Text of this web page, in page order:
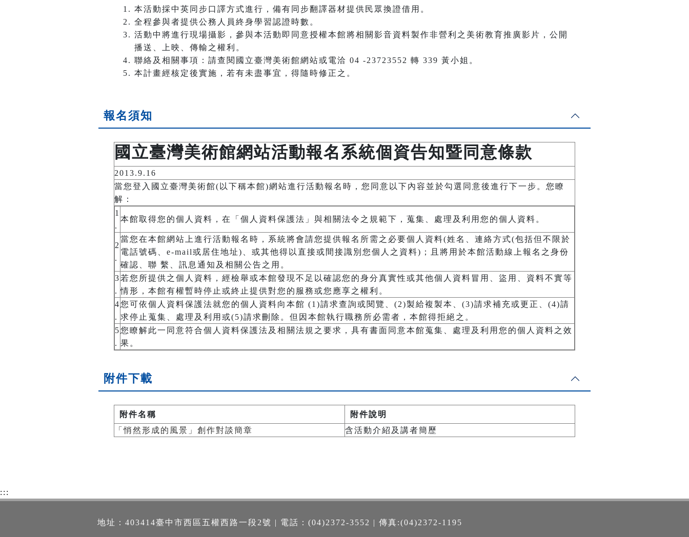
本活動採中英同步口譯方式進行，備有同步翻譯器材提供民眾換證借用。
全程參與者提供公務人員終身學習認證時數。
活動中將進行現場攝影，參與本活動即同意授權本館將相關影音資料製作非營利之美術教育推廣影片，公開
播送、上映、傳輸之權利。
聯絡及相關事項：請查閱國立臺灣美術館網站或電洽 04 -23723552 轉 339 黃小姐。
本計畫經核定後實施，若有未盡事宜，得隨時修正之。
報名須知
國立臺灣美術館網站活動報名系統個資告知暨同意條款
2013.9.16
當您登入國立臺灣美術館(以下稱本館)網站進行活動報名時，您同意以下內容並於勾選同意後進行下一步。您瞭
解：
1
.
本館取得您的個人資料，在「個人資料保護法」與相關法令之規範下，蒐集、處理及利用您的個人資料。
2
.
當您在本館網站上進行活動報名時，系統將會請您提供報名所需之必要個人資料(姓名、連絡方式(包括但不限於
電話號碼、e-mail或居住地址)、或其他得以直接或間接識別您個人之資料)；且將用於本館活動線上報名之身份
確認、聯 繫、訊息通知及相關公告之用。
3
.
若您所提供之個人資料，經檢舉或本館發現不足以確認您的身分真實性或其他個人資料冒用、盜用、資料不實等
情形，本館有權暫時停止或終止提供對您的服務或您應享之權利。
4
.
您可依個人資料保護法就您的個人資料向本館 (1)請求查詢或閱覽、(2)製給複製本、(3)請求補充或更正、(4)請
求停止蒐集、處理及利用或(5)請求刪除。但因本館執行職務所必需者，本館得拒絕之。
5
.
您瞭解此一同意符合個人資料保護法及相關法規之要求，具有書面同意本館蒐集、處理及利用您的個人資料之效
果。
附件下載
附件名稱
附件說明
「悄然形成的風景」創作對談簡章
含活動介紹及講者簡歷
:::
地址：403414臺中市西區五權西路一段2號 | 電話：(04)2372-3552 | 傳真:(04)2372-1195